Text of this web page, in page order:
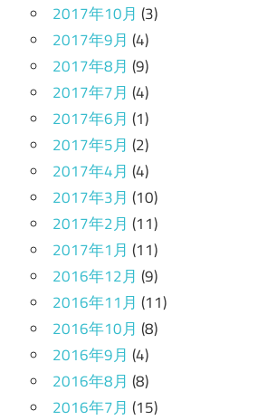
2017年10月 (3)
2017年9月 (4)
2017年8月 (9)
2017年7月 (4)
2017年6月 (1)
2017年5月 (2)
2017年4月 (4)
2017年3月 (10)
2017年2月 (11)
2017年1月 (11)
2016年12月 (9)
2016年11月 (11)
2016年10月 (8)
2016年9月 (4)
2016年8月 (8)
2016年7月 (15)